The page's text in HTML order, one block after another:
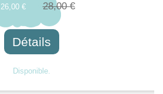
26,00 € 28,00 €
Détails
Disponible.